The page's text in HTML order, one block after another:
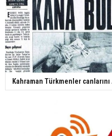
Kahraman Türkmenler